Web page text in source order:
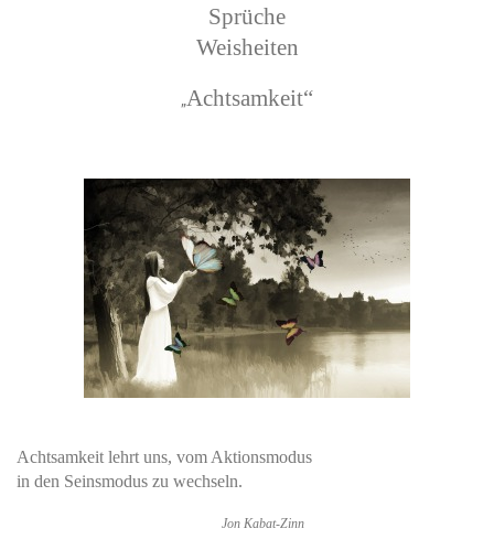
Sprüche
Weisheiten
„Achtsamkeit“
Achtsamkeit lehrt uns, vom Aktionsmodus
in den Seinsmodus zu wechseln.
Jon Kabat-Zinn